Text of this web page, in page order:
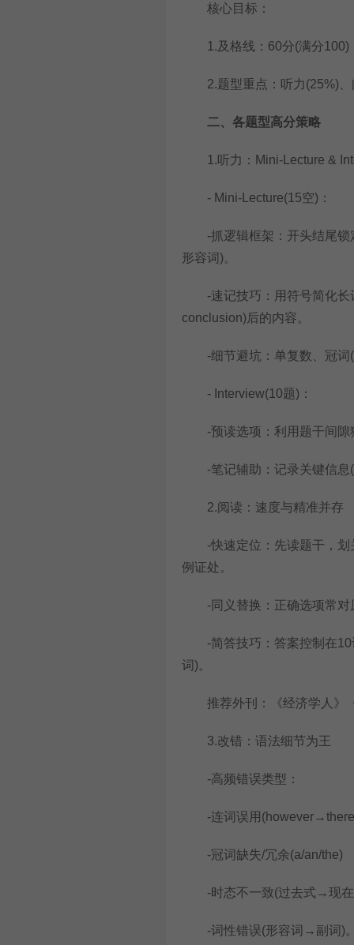
核心目标：
1.及格线：60分(满分100)
2.题型重点：听力(25%)、
二、各题型高分策略
1.听力：Mini-Lecture &
- Mini-Lecture(15空)：
-抓逻辑框架：开头结尾锁定
形容词)。
-速记技巧：用符号简化长词
conclusion)后的内容。
-细节避坑：单复数、冠词
- Interview(10题)：
-预读选项：利用题干间隙
-笔记辅助：记录关键信息(
2.阅读：速度与精准并存
-快速定位：先读题干，划
例证处。
-同义替换：正确选项常对原
-简答技巧：答案控制在10
词)。
推荐外刊：《经济学人》《
3.改错：语法细节为王
-高频错误类型：
-连词误用
-冠词缺失/冗余(a/an/the)
-时态不一致(过去式→现在
-词性错误(形容词→副词)